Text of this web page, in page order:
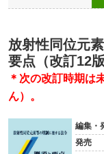
放射性同位元
要点（改訂12版
＊次の改訂時期は
ん） 。
編集・
発売